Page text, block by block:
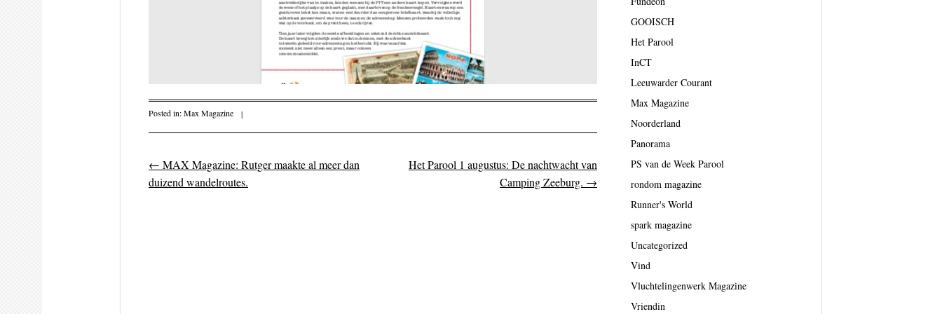
Posted in:Max Magazine |
Post navigation
← MAX Magazine: Rutger maakte al meer dan
duizend wandelroutes.
Het Parool 1 augustus: De nachtwacht van
Camping Zeeburg. →
GOOISCH
Het Parool
InCT
Leeuwarder Courant
Max Magazine
Noorderland
Panorama
PS van de Week Parool
rondom magazine
Runner's World
spark magazine
Uncategorized
Vind
Vluchtelingenwerk Magazine
Vriendin